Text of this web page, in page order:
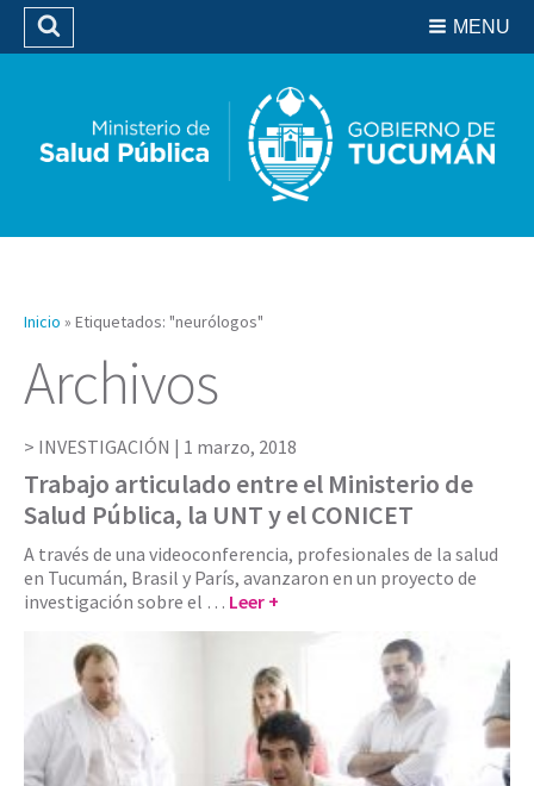
Biblioteca
MENU
Buscar
Inicio » Etiquetados: "neurólogos"
Archivos
INVESTIGACIÓN | 1 marzo, 2018
Trabajo articulado entre el Ministerio de
Salud Pública, la UNT y el CONICET
A través de una videoconferencia, profesionales de la salud
en Tucumán, Brasil y París, avanzaron en un proyecto de
investigación sobre el … Leer +